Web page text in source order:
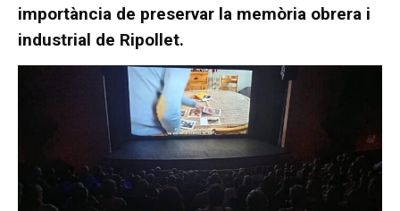
importància de preservar la memòria obrera i
industrial de Ripollet.